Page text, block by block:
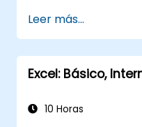
datos.
Crear y
gráficos para
Utilizar
Automatizar
Leer más...
Excel: Básico,
10 Horas